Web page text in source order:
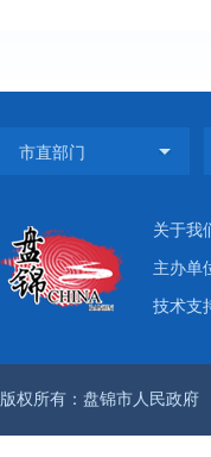
关于我
主办
技术支
版权所有：盘锦市人民政府